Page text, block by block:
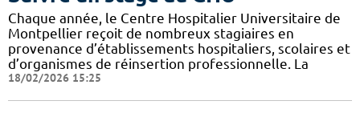
Chaque année, le Centre Hospitalier Universitaire de
Montpellier reçoit de nombreux stagiaires en
provenance d’établissements hospitaliers, scolaires et
d’organismes de réinsertion professionnelle. La
18/02/2026 15:25